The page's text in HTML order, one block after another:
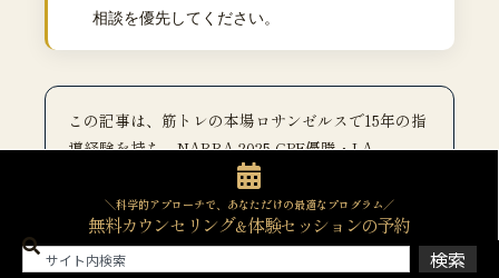
相談を優先してください。
この記事は、筋トレの本場ロサンゼルスで15年の指
導経験を持ち、NABBA 2025 GPF優勝・LA
Championship 2位・NESTA-PFT/SFT取得のトレ
ーナーYukkeyが、調布市のパーソナルジムTHE
FITNESS で執筆しています。指導現場では、忙し
い会社員の方や更年期世代の女性に対し、オリーブ
＼科学的アプローチで、あなただけの最適なプログラム／
無料カウンセリング＆体験セッションの予約
検索